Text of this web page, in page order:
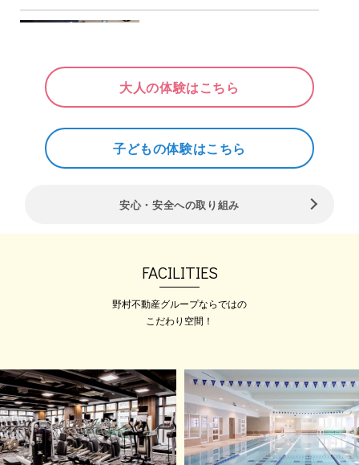
あなたに合わせた個別案内を行
います🍀
お客様お一人おひとりに合わせた丁
2026.08.09
評受付中】『来月から』は、卒
悩んでいる方は、まずは体験か
スパ…
2026.08.01
まずは体験がおススメです！～
見学体験、受付中～
メガロス三鷹では、施設見学やフ
ィット…
2026.08.01
大人の体験はこちら
子どもの体験はこちら
安心・安全への取り組み
FACILITIES
野村不動産グループならではの
こだわり空間！